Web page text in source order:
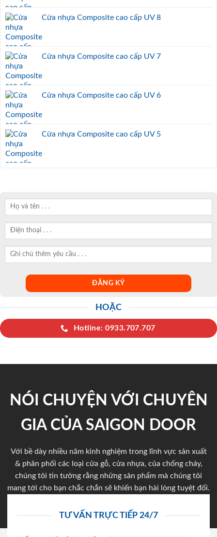
Cửa nhựa Composite cao cấp UV 8
Cửa nhựa Composite cao cấp UV 7
Cửa nhựa Composite cao cấp UV 6
Cửa nhựa Composite cao cấp UV 5
HOẶC
Hotline: 0933.707.707
NÓI CHUYỆN VỚI CHUYÊN
GIA CỦA SAIGON DOOR
Với bề dày nhiều năm kinh nghiệm trong lĩnh vực sản xuất
& phân phối các loại cửa gỗ, cửa nhựa, của chống cháy,
chúng tôi tin tưởng rằng những sản phẩm mà chúng tôi
mang tới cho bạn chắc chắn sẽ khiến bạn hài lòng tuyệt đối.
TƯ VẤN TRỰC TIẾP 24/7